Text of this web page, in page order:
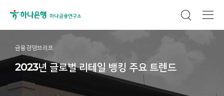
금융경영브리프
2023년 글로벌 리테일 뱅킹 주요 트렌드